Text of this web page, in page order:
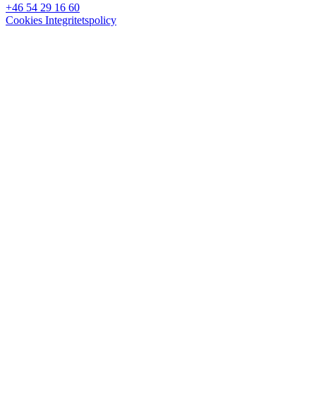
+46 54 29 16 60
Cookies Integritetspolicy